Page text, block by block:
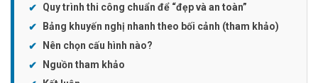
Quy trình thi công chuẩn để “đẹp và an toàn”
Bảng khuyến nghị nhanh theo bối cảnh (tham khảo)
Nên chọn cấu hình nào?
Nguồn tham khảo